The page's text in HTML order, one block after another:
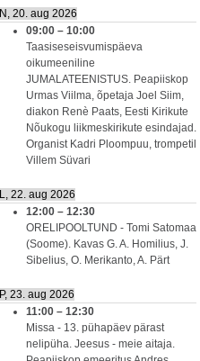
N, 20. aug 2026
09:00 – 10:00
Taasiseseisvumispäeva
oikumeeniline
JUMALATEENISTUS. Peapiiskop
Urmas Viilma, õpetaja Joel Siim,
diakon Renè Paats, Eesti Kirikute
Nõukogu liikmeskirikute esindajad.
Organist Kadri Ploompuu, trompetil
Villem Süvari
L, 22. aug 2026
12:00 – 12:30
ORELIPOOLTUND - Tomi Satomaa
(Soome). Kavas G. A. Homilius, J.
Sibelius, O. Merikanto, A. Pärt
P, 23. aug 2026
11:00 – 12:30
Missa - 13. pühapäev pärast
nelipüha. Jeesus - meie aitaja.